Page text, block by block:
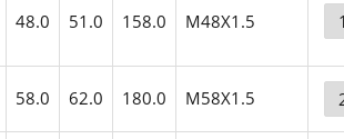
48.0 51.0 158.0 M48X1.5
58.0 62.0 180.0 M58X1.5